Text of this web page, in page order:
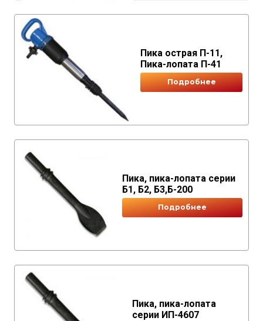
Пика острая П-11,
Пика-лопата П-41
Подробнее
Пика, пика-лопата серии
Б1, Б2, Б3,Б-200
Подробнее
Пика, пика-лопата
серии ИП-4607